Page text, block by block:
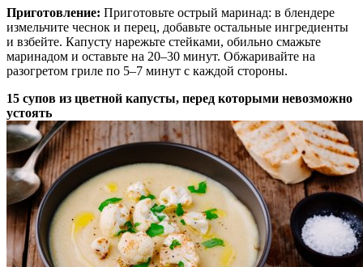
Приготовление: Приготовьте острый маринад: в блендере
измельчите чеснок и перец, добавьте остальные ингредиенты
и взбейте. Капусту нарежьте стейками, обильно смажьте
маринадом и оставьте на 20–30 минут. Обжаривайте на
разогретом гриле по 5–7 минут с каждой стороны.
15 супов из цветной капусты, перед которыми невозможно
устоять